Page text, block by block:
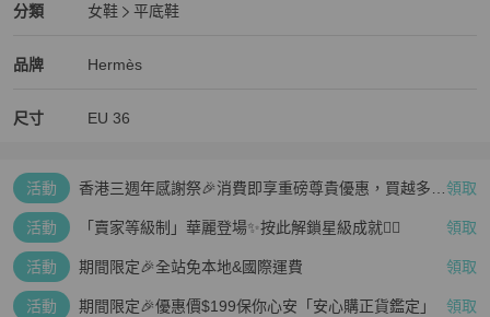
分類
Hermès 女鞋分類資訊
女鞋
平底鞋
品牌
Hermès 精品女鞋品牌介紹
Hermès
Hermès 推薦清單
尺寸 EU 36
活動
香港三週年感謝祭🎉消費即享重磅尊貴優惠，買越多、 領取
活動 「賣家等級制」華麗登場✨按此解鎖星級成就👆🏻 領取
活動 期間限定🎉全站免本地&國際運費 領取
活動 期間限定🎉優惠價$199保你心安「安心購正貨鑑定」 領取